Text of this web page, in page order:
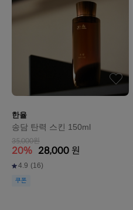
한율
송담 탄력 스킨 150ml
35,000원
20% 28,000 원
4.9 (16)
쿠폰